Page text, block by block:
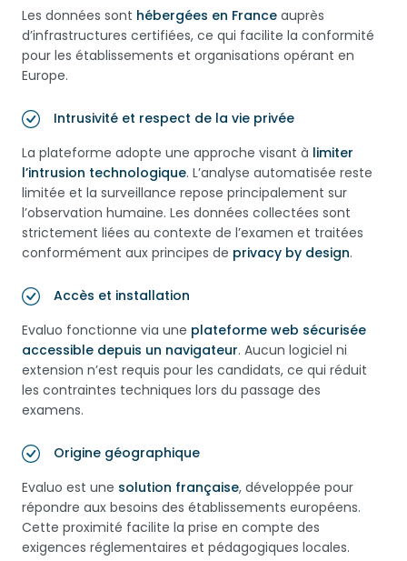
Les données sont hébergées en France auprès
d’infrastructures certifiées, ce qui facilite la conformité
pour les établissements et organisations opérant en
Europe.
Intrusivité et respect de la vie privée
La plateforme adopte une approche visant à limiter
l’intrusion technologique. L’analyse automatisée reste
limitée et la surveillance repose principalement sur
l’observation humaine. Les données collectées sont
strictement liées au contexte de l’examen et traitées
conformément aux principes de privacy by design.
Accès et installation
Evaluo fonctionne via une plateforme web sécurisée
accessible depuis un navigateur. Aucun logiciel ni
extension n’est requis pour les candidats, ce qui réduit
les contraintes techniques lors du passage des
examens.
Origine géographique
Evaluo est une solution française, développée pour
répondre aux besoins des établissements européens.
Cette proximité facilite la prise en compte des
exigences réglementaires et pédagogiques locales.